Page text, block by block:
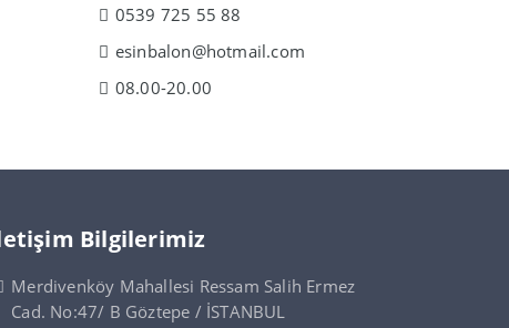
0539 725 55 88
esinbalon@hotmail.com
08.00-20.00
Bilgilerimiz
Merdivenköy Mahallesi Ressam Salih Ermez
Cad. No:47/ B Göztepe / İSTANBUL